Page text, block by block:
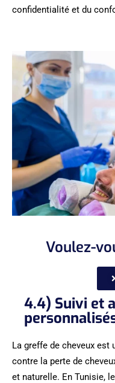
confidentialité et du
Voulez-
4.4) Suivi et
La greffe de cheveux
contre la perte de
et naturelle. En Tunisie,